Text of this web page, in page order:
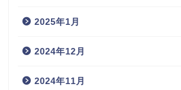
2025年1月
2024年12月
2024年11月